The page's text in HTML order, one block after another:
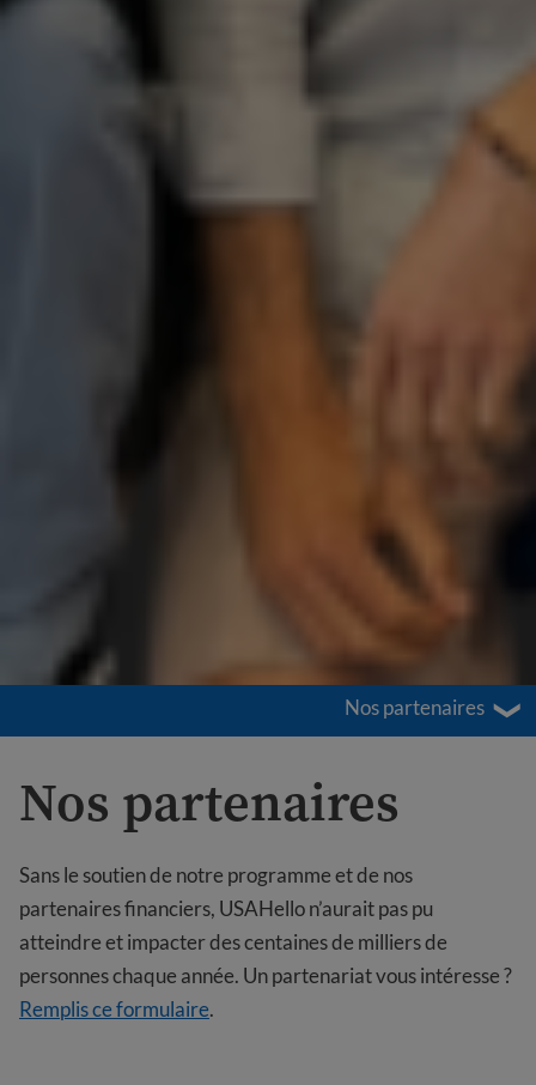
Nos partenaires
Nos partenaires
Sans le soutien de notre programme et de nos
partenaires financiers, USAHello n’aurait pas pu
atteindre et impacter des centaines de milliers de
personnes chaque année. Un partenariat vous intéresse ?
Remplis ce formulaire.